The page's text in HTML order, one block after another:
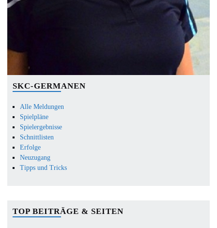
SKC-GERMANEN
Alle Meldungen
Spielpläne
Spielergebnisse
Schnittlisten
Erfolge
Neuzugang
Tipps und Tricks
TOP BEITRÄGE & SEITEN